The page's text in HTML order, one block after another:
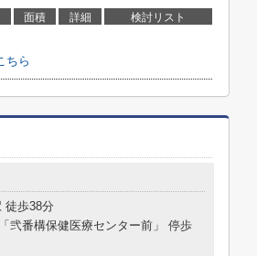
面積 詳細 検討リスト
ちら
徒歩38分
弐番構保健医療センター前」 停歩